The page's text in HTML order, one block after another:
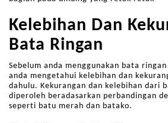
Kelebihan Dan
Bata Ringan
Sebelum anda menggunakan bata
anda mengetahui kelebihan dan
dahulu. Kekurangan dan kelebihan dari
diperoleh beradasarkan perbandingan
seperti batu merah dan batako.